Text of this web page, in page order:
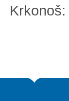
Krkonoš: